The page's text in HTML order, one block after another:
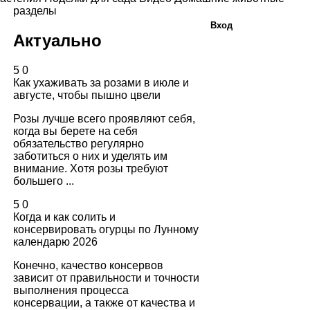
разделы
Актуально
5 0
Как ухаживать за розами в июле и
августе, чтобы пышно цвели
Розы лучше всего проявляют себя,
когда вы берете на себя
обязательство регулярно
заботиться о них и уделять им
внимание. Хотя розы требуют
большего ...
5 0
Когда и как солить и
консервировать огурцы по Лунному
календарю 2026
Конечно, качество консервов
зависит от правильности и точности
выполнения процесса
консервации, а также от качества и
Вход